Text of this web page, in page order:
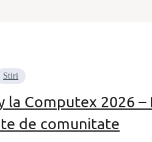
Stiri
la Computex 2026 –
de comunitate